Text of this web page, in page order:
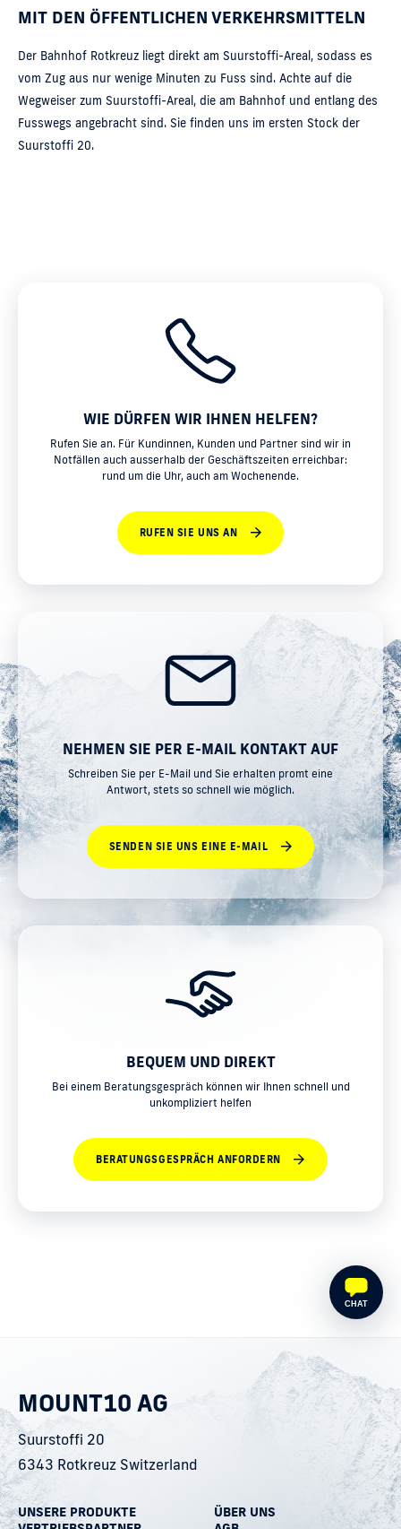
MIT DEN ÖFFENTLICHEN VERKEHRSMITTELN
Der Bahnhof Rotkreuz liegt direkt am Suurstoffi-Areal, sodass es
vom Zug aus nur wenige Minuten zu Fuss sind. Achte auf die
Wegweiser zum Suurstoffi-Areal, die am Bahnhof und entlang des
Fusswegs angebracht sind. Sie finden uns im ersten Stock der
Suurstoffi 20.
WIE DÜRFEN WIR IHNEN HELFEN?
Rufen Sie an. Für Kundinnen, Kunden und Partner sind wir in
Notfällen auch ausserhalb der Geschäftszeiten erreichbar:
rund um die Uhr, auch am Wochenende.
RUFEN SIE UNS AN
NEHMEN SIE PER E-MAIL KONTAKT AUF
Schreiben Sie per E-Mail und Sie erhalten promt eine
Antwort, stets so schnell wie möglich.
SENDEN SIE UNS EINE E-MAIL
BEQUEM UND DIREKT
Bei einem Beratungsgespräch können wir Ihnen schnell und
unkompliziert helfen
BERATUNGSGESPRÄCH ANFORDERN
CHAT
MOUNT10 AG
Suurstoffi 20
6343 Rotkreuz Switzerland
UNSERE PRODUKTE
ÜBER UNS